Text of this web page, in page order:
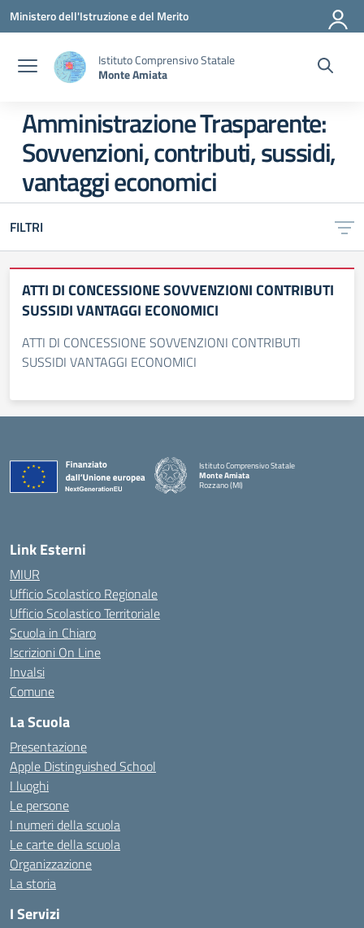
Vai ai contenuti
Vai al menu di navigazione
Vai al footer
Ministero dell'Istruzione e del Merito
Istituto Comprensivo Statale
Monte Amiata
Amministrazione Trasparente:
Sovvenzioni, contributi, sussidi,
vantaggi economici
FILTRI
ATTI DI CONCESSIONE SOVVENZIONI CONTRIBUTI
SUSSIDI VANTAGGI ECONOMICI
ATTI DI CONCESSIONE SOVVENZIONI CONTRIBUTI
SUSSIDI VANTAGGI ECONOMICI
Istituto Comprensivo Statale
Monte Amiata
Rozzano (MI)
Link Esterni
MIUR
Ufficio Scolastico Regionale
Ufficio Scolastico Territoriale
Scuola in Chiaro
Iscrizioni On Line
Invalsi
Comune
La Scuola
Presentazione
Apple Distinguished School
I luoghi
Le persone
I numeri della scuola
Le carte della scuola
Organizzazione
La storia
I Servizi